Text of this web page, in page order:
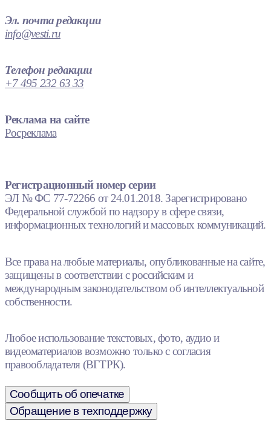
Эл. почта редакции
info@vesti.ru
Телефон редакции
+7 495 232 63 33
Реклама на сайте
Росреклама
Регистрационный номер серии
ЭЛ № ФС 77-72266 от 24.01.2018. Зарегистрировано
Федеральной службой по надзору в сфере связи,
информационных технологий и массовых коммуникаций.
Все права на любые материалы, опубликованные на сайте,
защищены в соответствии с российским и
международным законодательством об интеллектуальной
собственности.
Любое использование текстовых, фото, аудио и
видеоматериалов возможно только с согласия
правообладателя (ВГТРК).
Сообщить об опечатке
Обращение в техподдержку